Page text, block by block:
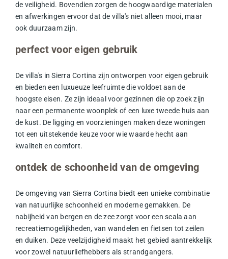
de veiligheid. Bovendien zorgen de hoogwaardige materialen
en afwerkingen ervoor dat de villa's niet alleen mooi, maar
ook duurzaam zijn.
perfect voor eigen gebruik
De villa's in Sierra Cortina zijn ontworpen voor eigen gebruik
en bieden een luxueuze leefruimte die voldoet aan de
hoogste eisen. Ze zijn ideaal voor gezinnen die op zoek zijn
naar een permanente woonplek of een luxe tweede huis aan
de kust. De ligging en voorzieningen maken deze woningen
tot een uitstekende keuze voor wie waarde hecht aan
kwaliteit en comfort.
ontdek de schoonheid van de omgeving
De omgeving van Sierra Cortina biedt een unieke combinatie
van natuurlijke schoonheid en moderne gemakken. De
nabijheid van bergen en de zee zorgt voor een scala aan
recreatiemogelijkheden, van wandelen en fietsen tot zeilen
en duiken. Deze veelzijdigheid maakt het gebied aantrekkelijk
voor zowel natuurliefhebbers als strandgangers.